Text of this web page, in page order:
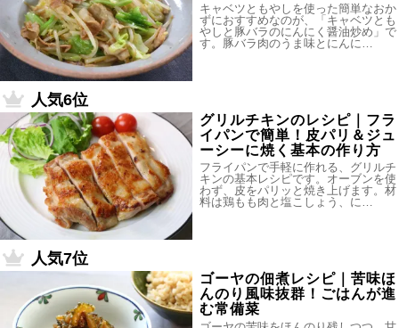
キャベツともやしを使った簡単なおか
ずにおすすめなのが、「キャベツとも
やしと豚バラのにんにく醤油炒め」で
す。豚バラ肉のうま味とにんに…
人気6位
グリルチキンのレシピ｜フラ
イパンで簡単！皮パリ＆ジュ
ーシーに焼く基本の作り方
フライパンで手軽に作れる、グリルチ
キンの基本レシピです。オーブンを使
わず、皮をパリッと焼き上げます。材
料は鶏もも肉と塩こしょう、に…
人気7位
ゴーヤの佃煮レシピ｜苦味ほ
んのり風味抜群！ごはんが進
む常備菜